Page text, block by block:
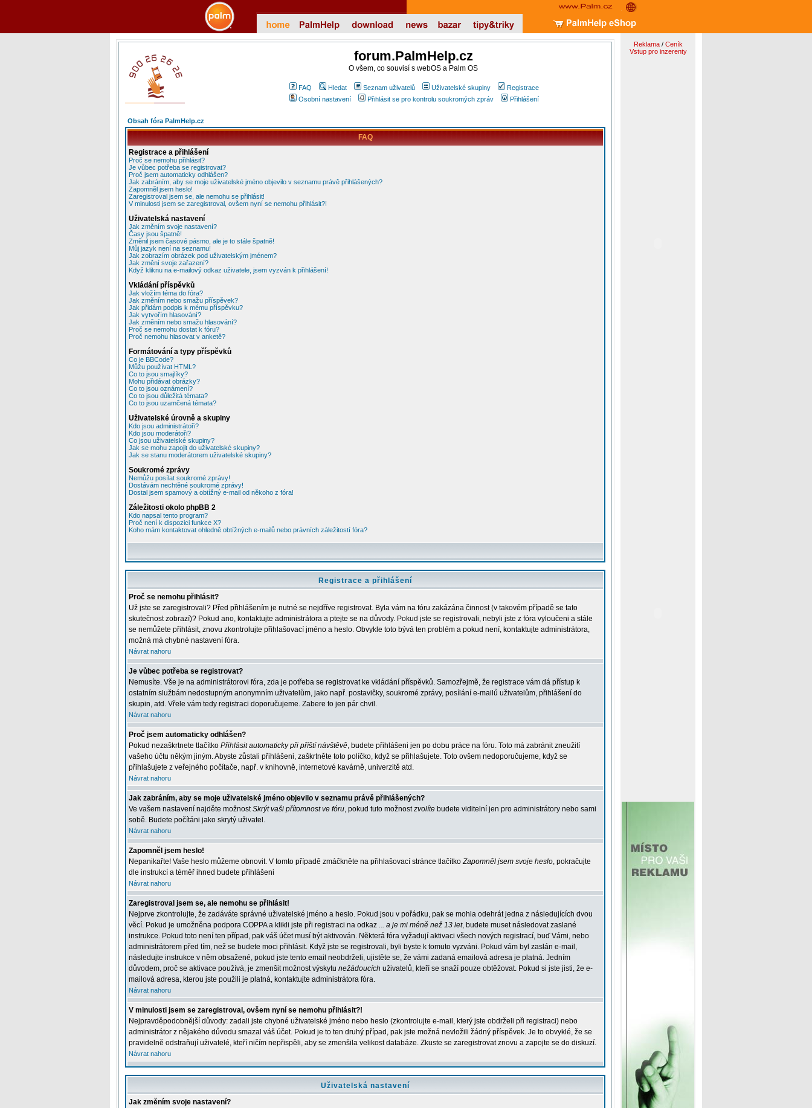
forum.PalmHelp.cz
O všem, co souvisí s webOS a Palm OS
FAQ Hledat Seznam uživatelů Uživatelské skupiny
Registrace
Osobní nastavení
Přihlásit se pro kontrolu soukromých zpráv Přihlášení
Obsah fóra PalmHelp.cz
FAQ
Registrace a přihlášení
Proč se nemohu přihlásit?
Je vůbec potřeba se registrovat?
Proč jsem automaticky odhlášen?
Jak zabráním, aby se moje uživatelské jméno objevilo v seznamu právě přihlášených?
Zapomněl jsem heslo!
Zaregistroval jsem se, ale nemohu se přihlásit!
V minulosti jsem se zaregistroval, ovšem nyní se nemohu přihlásit?!
Uživatelská nastavení
Jak změním svoje nastavení?
Časy jsou špatně!
Změnil jsem časové pásmo, ale je to stále špatně!
Můj jazyk není na seznamu!
Jak zobrazím obrázek pod uživatelským jménem?
Jak změní svoje zařazení?
Když kliknu na e-mailový odkaz uživatele, jsem vyzván k přihlášení!
Vkládání příspěvků
Jak vložím téma do fóra?
Jak změním nebo smažu příspěvek?
Jak přidám podpis k mému příspěvku?
Jak vytvořím hlasování?
Jak změním nebo smažu hlasování?
Proč se nemohu dostat k fóru?
Proč nemohu hlasovat v anketě?
Formátování a typy příspěvků
Co je BBCode?
Můžu používat HTML?
Co to jsou smajlíky?
Mohu přidávat obrázky?
Co to jsou oznámení?
Co to jsou důležitá témata?
Co to jsou uzamčená témata?
Uživatelské úrovně a skupiny
Kdo jsou administrátoři?
Kdo jsou moderátoři?
Co jsou uživatelské skupiny?
Jak se mohu zapojit do uživatelské skupiny?
Jak se stanu moderátorem uživatelské skupiny?
Soukromé zprávy
Nemůžu posílat soukromé zprávy!
Dostávám nechtěné soukromé zprávy!
Dostal jsem spamový a obtížný e-mail od někoho z fóra!
Záležitosti okolo phpBB 2
Kdo napsal tento program?
Proč není k dispozici funkce X?
Koho mám kontaktovat ohledně obtížných e-mailů nebo právních záležitostí fóra?
Registrace a přihlášení
Proč se nemohu přihlásit?
Už jste se zaregistrovali? Před přihlášením je nutné se nejdříve registrovat. Byla vám na fóru zakázána činnost (v takovém případě se tato
skutečnost zobrazí)? Pokud ano, kontaktujte administrátora a ptejte se na důvody. Pokud jste se registrovali, nebyli jste z fóra vyloučeni a stále
se nemůžete přihlásit, znovu zkontrolujte přihlašovací jméno a heslo. Obvykle toto bývá ten problém a pokud není, kontaktujte administrátora,
možná má chybné nastavení fóra.
Návrat nahoru
Je vůbec potřeba se registrovat?
Nemusíte. Vše je na administrátorovi fóra, zda je potřeba se registrovat ke vkládání příspěvků. Samozřejmě, že registrace vám dá přístup k
ostatním službám nedostupným anonymním uživatelům, jako např. postavičky, soukromé zprávy, posílání e-mailů uživatelům, přihlášení do
skupin, atd. Vřele vám tedy registraci doporučujeme. Zabere to jen pár chvil.
Návrat nahoru
Proč jsem automaticky odhlášen?
Pokud nezaškrtnete tlačítko Přihlásit automaticky při příští návštěvě, budete přihlášeni jen po dobu práce na fóru. Toto má zabránit zneužití
vašeho účtu někým jiným. Abyste zůstali přihlášeni, zaškrtněte toto políčko, když se přihlašujete. Toto ovšem nedoporučujeme, když se
přihlašujete z veřejného počítače, např. v knihovně, internetové kavárně, univerzitě atd.
Návrat nahoru
Jak zabráním, aby se moje uživatelské jméno objevilo v seznamu právě přihlášených?
Ve vašem nastavení najděte možnostSkrýt vaši přítomnost ve fóru, pokud tuto možnostzvolíte budete viditelní jen pro administrátory nebo sami
sobě. Budete počítáni jako skrytý uživatel.
Návrat nahoru
Zapomněl jsem heslo!
Nepanikařte! Vaše heslo můžeme obnovit. V tomto případě zmáčkněte na přihlašovací stránce tlačítkoZapomněl jsem svoje heslo, pokračujte
dle instrukcí a téměř ihned budete přihlášeni
Návrat nahoru
Zaregistroval jsem se, ale nemohu se přihlásit!
Nejprve zkontrolujte, že zadáváte správné uživatelské jméno a heslo. Pokud jsou v pořádku, pak se mohla odehrát jedna z následujících dvou
věcí. Pokud je umožněna podpora COPPA a klikli jste při registraci na odkaz ... a je mi méně než 13 let, budete muset následovat zaslané
instrukce. Pokud toto není ten případ, pak váš účet musí být aktivován. Některá fóra vyžadují aktivaci všech nových registrací, buď Vámi, nebo
administrátorem před tím, než se budete moci přihlásit. Když jste se registrovali, byli byste k tomuto vyzváni. Pokud vám byl zaslán e-mail,
následujte instrukce v něm obsažené, pokud jste tento email neobdrželi, ujistěte se, že vámi zadaná emailová adresa je platná. Jedním
důvodem, proč se aktivace používá, je zmenšit možnost výskytu nežádoucích uživatelů, kteří se snaží pouze obtěžovat. Pokud si jste jisti, že e-
mailová adresa, kterou jste použili je platná, kontaktujte administrátora fóra.
Návrat nahoru
V minulosti jsem se zaregistroval, ovšem nyní se nemohu přihlásit?!
Nejpravděpodobnější důvody: zadali jste chybné uživatelské jméno nebo heslo (zkontrolujte e-mail, který jste obdrželi při registraci) nebo
administrátor z nějakého důvodu smazal váš účet. Pokud je to ten druhý případ, pak jste možná nevložili žádný příspěvek. Je to obvyklé, že se
pravidelně odstraňují uživatelé, kteří ničím nepřispěli, aby se zmenšila velikost databáze. Zkuste se zaregistrovat znovu a zapojte se do diskuzí.
Návrat nahoru
Uživatelská nastavení
Jak změním svoje nastavení?
Reklama/ Ceník
Vstup pro inzerenty